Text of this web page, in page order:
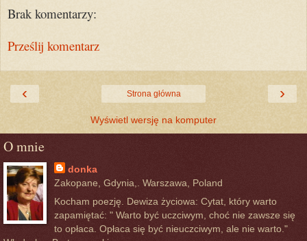
Brak komentarzy:
Prześlij komentarz
‹ ›
Strona główna
Wyświetl wersję na komputer
O mnie
donka
Zakopane, Gdynia,. Warszawa, Poland
Kocham poezję. Dewiza życiowa: Cytat, który warto
zapamiętać: " Warto być uczciwym, choć nie zawsze się
to opłaca. Opłaca się być nieuczciwym, ale nie warto."